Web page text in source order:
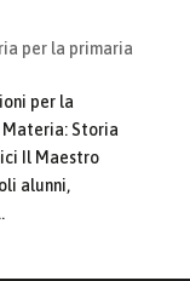
per la primaria
per la
Storia
Il Maestro
alunni,